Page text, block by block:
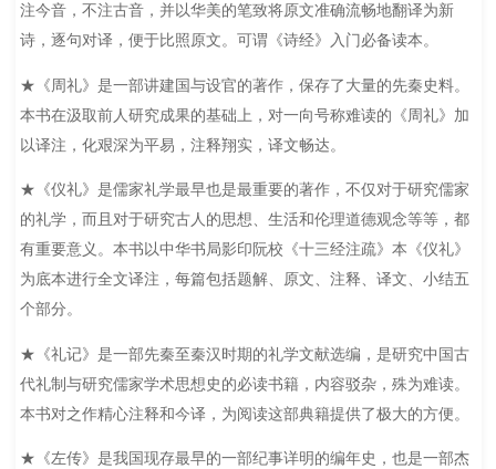
注今音，不注古音，并以华美的笔致将原文准确流畅地翻译为新
诗，逐句对译，便于比照原文。可谓《诗经》入门必备读本。
★《周礼》是一部讲建国与设官的著作，保存了大量的先秦史料。
本书在汲取前人研究成果的基础上，对一向号称难读的《周礼》加
以译注，化艰深为平易，注释翔实，译文畅达。
★《仪礼》是儒家礼学最早也是最重要的著作，不仅对于研究儒家
的礼学，而且对于研究古人的思想、生活和伦理道德观念等等，都
有重要意义。本书以中华书局影印阮校《十三经注疏》本《仪礼》
为底本进行全文译注，每篇包括题解、原文、注释、译文、小结五
个部分。
★《礼记》是一部先秦至秦汉时期的礼学文献选编，是研究中国古
代礼制与研究儒家学术思想史的必读书籍，内容驳杂，殊为难读。
本书对之作精心注释和今译，为阅读这部典籍提供了极大的方便。
★《左传》是我国现存最早的一部纪事详明的编年史，也是一部杰